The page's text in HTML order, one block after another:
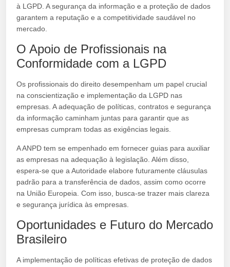
à LGPD. A segurança da informação e a proteção de dados
garantem a reputação e a competitividade saudável no
mercado.
O Apoio de Profissionais na
Conformidade com a LGPD
Os profissionais do direito desempenham um papel crucial
na conscientização e implementação da LGPD nas
empresas. A adequação de políticas, contratos e segurança
da informação caminham juntas para garantir que as
empresas cumpram todas as exigências legais.
A ANPD tem se empenhado em fornecer guias para auxiliar
as empresas na adequação à legislação. Além disso,
espera-se que a Autoridade elabore futuramente cláusulas
padrão para a transferência de dados, assim como ocorre
na União Europeia. Com isso, busca-se trazer mais clareza
e segurança jurídica às empresas.
Oportunidades e Futuro do Mercado
Brasileiro
A implementação de políticas efetivas de proteção de dados